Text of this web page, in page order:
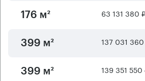
176 м² 63 131 380 ₽
399 м² 137 031
399 м² 139 351 550